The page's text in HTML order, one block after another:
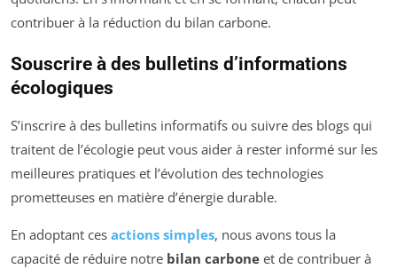
contribuer à la réduction du bilan carbone.
Souscrire à des bulletins d’informations
écologiques
S’inscrire à des bulletins informatifs ou suivre des blogs qui
traitent de l’écologie peut vous aider à rester informé sur les
meilleures pratiques et l’évolution des technologies
prometteuses en matière d’énergie durable.
En adoptant ces actions simples, nous avons tous la
capacité de réduire notre bilan carbone et de contribuer à